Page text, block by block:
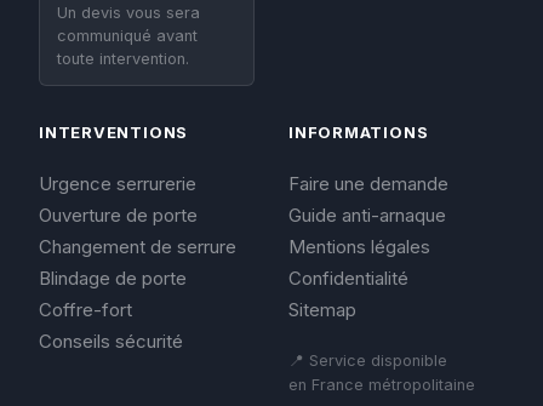
Un devis vous sera
communiqué avant
toute intervention.
INTERVENTIONS
Urgence serrurerie
Ouverture de porte
Changement de serrure
Blindage de porte
Coffre-fort
Conseils sécurité
INFORMATIONS
Faire une demande
Guide anti-arnaque
Mentions légales
Confidentialité
Sitemap
📍 Service disponible
en France métropolitaine